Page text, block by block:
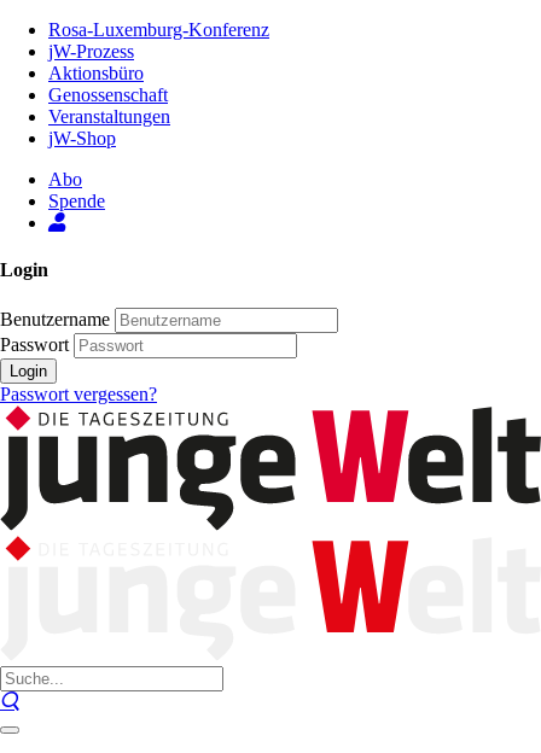
Inhalt
Seite
Rosa-Luxemburg-Konferenz
jW-Prozess
Aktionsbüro
Genossenschaft
Veranstaltungen
jW-Shop
Abo
Spende
Login
Benutzername
Passwort
Login
Passwort vergessen?